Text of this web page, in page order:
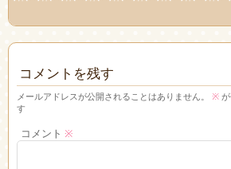
コメントを残す
メールアドレスが公開されることはありません。 ※
す
コメント ※